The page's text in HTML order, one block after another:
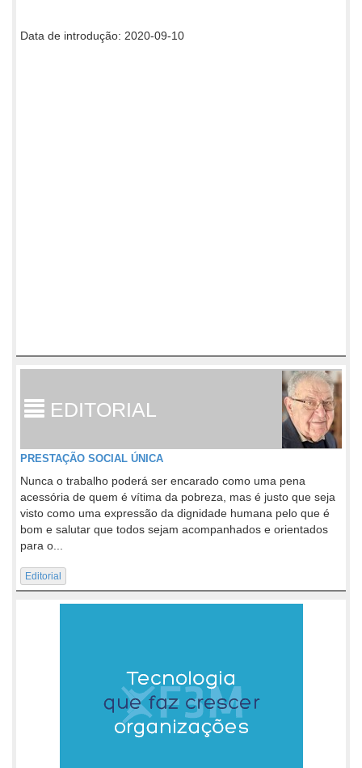
Data de introdução: 2020-09-10
EDITORIAL
PRESTAÇÃO SOCIAL ÚNICA
Nunca o trabalho poderá ser encarado como uma pena
acessória de quem é vítima da pobreza, mas é justo que seja
visto como uma expressão da dignidade humana pelo que é
bom e salutar que todos sejam acompanhados e orientados
para o...
Editorial